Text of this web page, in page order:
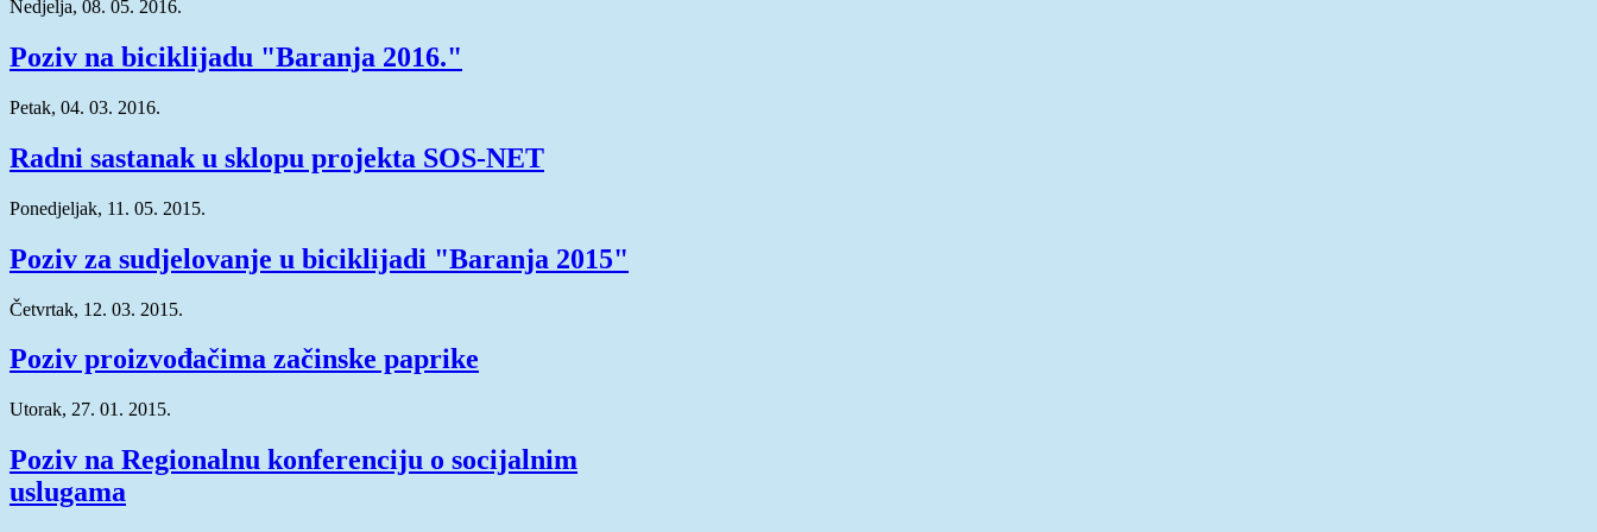
Nedjelja, 08. 05. 2016.
Poziv na biciklijadu "Baranja 2016."
Petak, 04. 03. 2016.
Radni sastanak u sklopu projekta SOS-NET
Ponedjeljak, 11. 05. 2015.
Poziv za sudjelovanje u biciklijadi "Baranja 2015"
Četvrtak, 12. 03. 2015.
Poziv proizvođačima začinske paprike
Utorak, 27. 01. 2015.
Poziv na Regionalnu konferenciju o socijalnim
uslugama